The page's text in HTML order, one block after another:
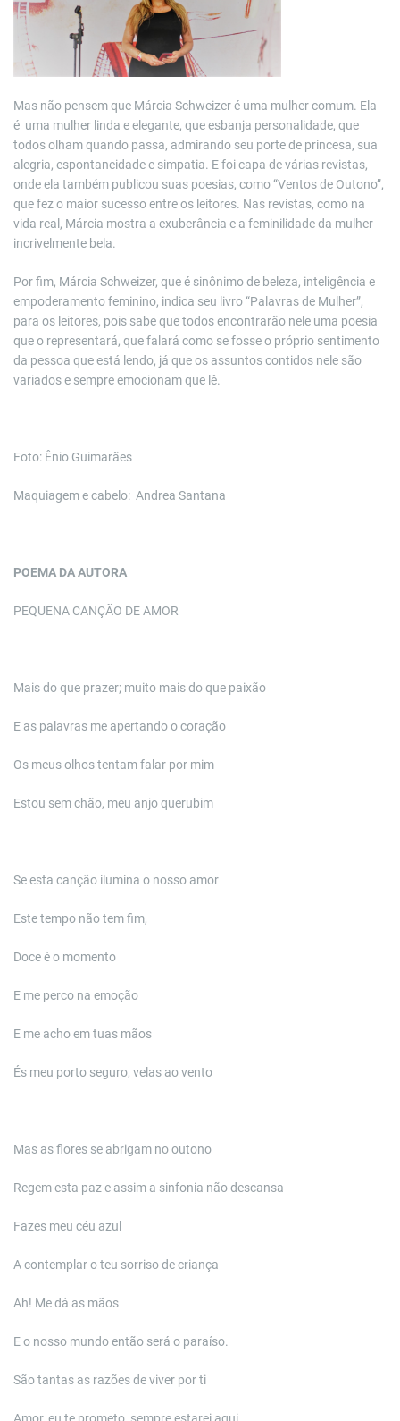
Mas não pensem que Márcia Schweizer é uma mulher comum. Ela
é uma mulher linda e elegante, que esbanja personalidade, que
todos olham quando passa, admirando seu porte de princesa, sua
alegria, espontaneidade e simpatia. E foi capa de várias revistas,
onde ela também publicou suas poesias, como “Ventos de Outono”,
que fez o maior sucesso entre os leitores. Nas revistas, como na
vida real, Márcia mostra a exuberância e a feminilidade da mulher
incrivelmente bela.
Por fim, Márcia Schweizer, que é sinônimo de beleza, inteligência e
empoderamento feminino, indica seu livro “Palavras de Mulher”,
para os leitores, pois sabe que todos encontrarão nele uma poesia
que o representará, que falará como se fosse o próprio sentimento
da pessoa que está lendo, já que os assuntos contidos nele são
variados e sempre emocionam que lê.
Foto: Ênio Guimarães
Maquiagem e cabelo: Andrea Santana
POEMA DA AUTORA
PEQUENA CANÇÃO DE AMOR
Mais do que prazer; muito mais do que paixão
E as palavras me apertando o coração
Os meus olhos tentam falar por mim
Estou sem chão, meu anjo querubim
Se esta canção ilumina o nosso amor
Este tempo não tem fim,
Doce é o momento
E me perco na emoção
E me acho em tuas mãos
És meu porto seguro, velas ao vento
Mas as flores se abrigam no outono
Regem esta paz e assim a sinfonia não descansa
Fazes meu céu azul
A contemplar o teu sorriso de criança
Ah! Me dá as mãos
E o nosso mundo então será o paraíso.
São tantas as razões de viver por ti
Amor, eu te prometo, sempre estarei aqui.